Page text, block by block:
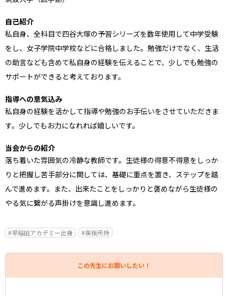
自己紹介
私自身、全科目で四谷大塚の予習シリーズを数年使用して中学受験
をし、女子学院中学校などに合格しました。勉強だけでなく、生活
の助言なども含めて私自身の経験を伝えることで、少しでも勉強の
サポートができると考えております。
指導への意気込み
私自身の経験を活かして指導や勉強のお手伝いをさせていただきま
す。少しでもお力になれれば嬉しいです。
当会からの紹介
落ち着いた雰囲気の冷静な教師です。生徒様の得意不得意をしっか
りと把握し苦手部分に関しては、基礎に重点を置き、ステップを踏
んで進めます。また、出来たことをしっかりと褒めながら生徒様の
やる気に繋がる声掛けを意識し進めます。
#早稲田アカデミー出身 #英検所持
この先生にお願いしたい！